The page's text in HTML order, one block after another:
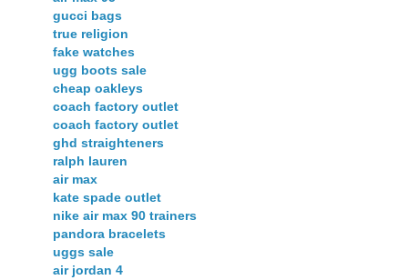
gucci bags
true religion
fake watches
ugg boots sale
cheap oakleys
coach factory outlet
coach factory outlet
ghd straighteners
ralph lauren
air max
kate spade outlet
nike air max 90 trainers
pandora bracelets
uggs sale
air jordan 4